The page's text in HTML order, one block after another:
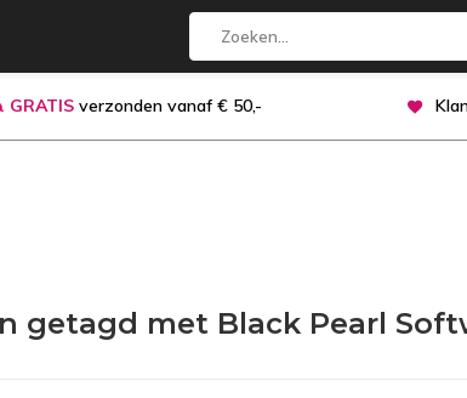
GRATISverzonden vanaf € 50,-
getagd met Black Pearl